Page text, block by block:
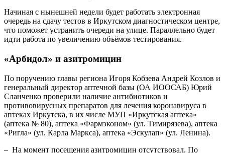
Начиная с нынешней недели будет работать электронная
очередь на сдачу тестов в Иркутском диагностическом центре,
что поможет устранить очереди на улице. Параллельно будет
идти работа по увеличению объёмов тестирования.
«Арбидол» и азитромицин
По поручению главы региона Игоря Кобзева Андрей Козлов и
генеральный директор аптечной базы (ОА ИООСАБ) Юрий
Сланченко проверили наличие антибиотиков и
противовирусных препаратов для лечения коронавируса в
аптеках Иркутска, в их числе МУП «Иркутская аптека»
(аптека № 80), аптека «Фармэконом» (ул. Тимирязева), аптека
«Ригла» (ул. Карла Маркса), аптека «Эскулап» (ул. Ленина).
– На момент посещения азитромицин отсутствовал. По